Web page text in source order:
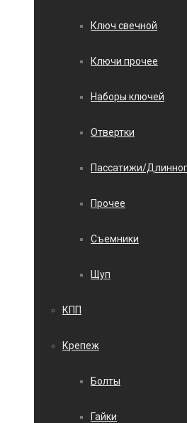
Ключ свечной
Ключи прочее
Наборы ключей
Отвертки
Пассатижи/
Прочее
Съемники
Щуп
КПП
Крепеж
Болты
Гайки